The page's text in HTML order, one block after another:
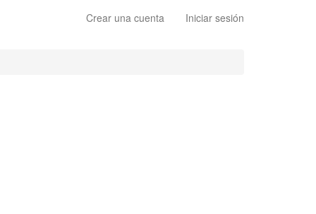
Crear una cuenta Iniciar sesión